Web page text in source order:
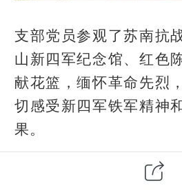
支部党员参观了苏南抗
山新四军纪念馆、 红色
献花篮，缅怀革命先烈，
切感受新四军铁军精神
果。
在茅山铁军营党性教育